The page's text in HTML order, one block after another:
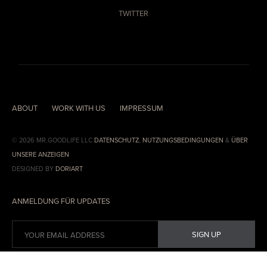
TWITTER
ABOUT WORK WITH US IMPRESSUM
© 2026 MR.GOODLIFE LLC DATENSCHUTZ, NUTZUNGSBEDINGUNGEN & ÜBER
UNSERE ANZEIGEN
DESIGNED BY DORIART
ANMELDUNG FÜR UPDATES